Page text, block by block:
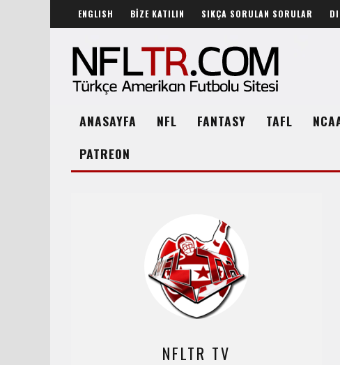
ENGLISH BİZE KATILIN SIKÇA SORULAN SORULAR
ANASAYFA NFL FANTASY TAFL
PATREON
NFLTR TV